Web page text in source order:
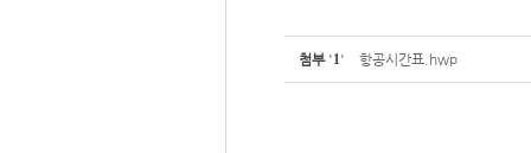
첨부 '1' 항공시간표.hwp
스케치북5